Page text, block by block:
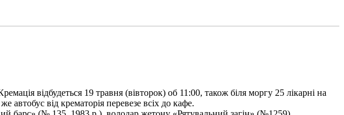
відбудеться 19 травня (вівторок) об 11:00, також біля моргу 25 лікарні на
від крематорія перевезе всіх до кафе.